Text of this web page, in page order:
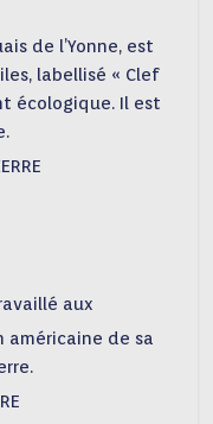
de l’Yonne, est
labellisé « Clef
écologique. Il est
aux
américaine de sa